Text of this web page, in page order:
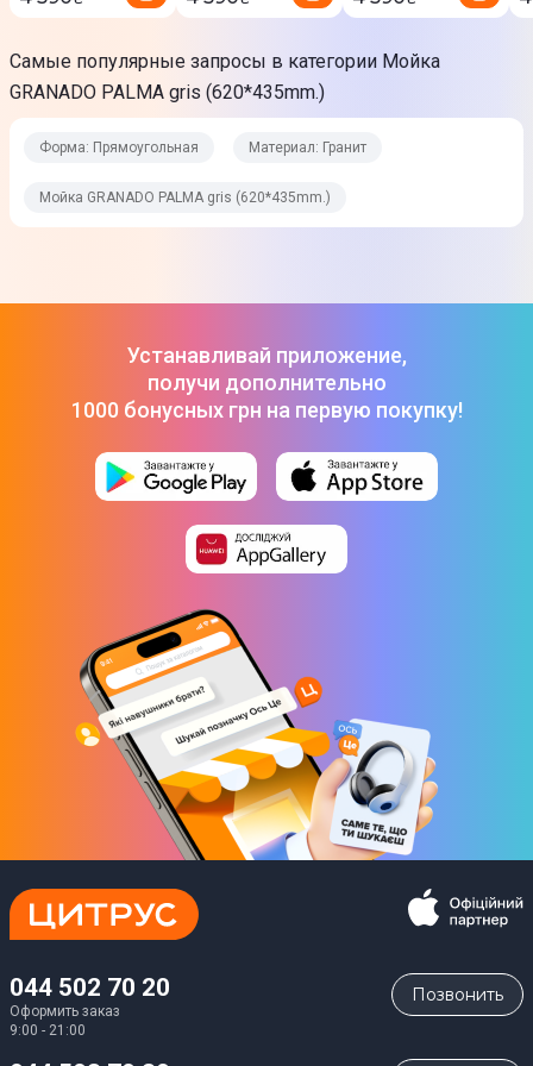
производителем. Подробности уточняйте у менеджера
Самые популярные запросы в категории Мойка
GRANADO PALMA gris (620*435mm.)
Форма: Прямоугольная Материал: Гранит
Мойка GRANADO PALMA gris (620*435mm.)
Устанавливай приложение,
получи дополнительно
1000 бонусных грн на первую покупку!
044 502 70 20
Оформить заказ
9:00 - 21:00
Позвонить